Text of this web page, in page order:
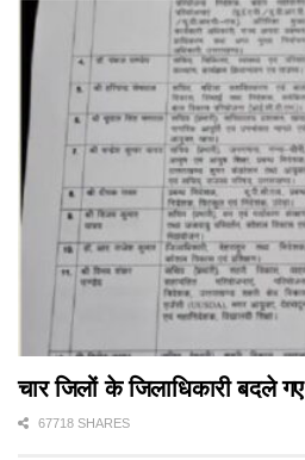
चार जिलों के जिलाधिकारी बदले गए
67718 SHARES